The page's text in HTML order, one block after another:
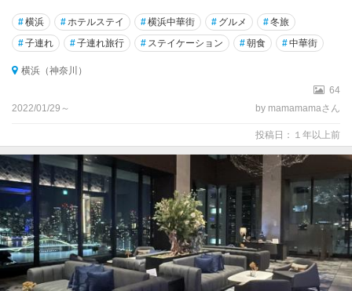
#横浜 # ホテルステイ #横浜中華街 # グルメ #冬旅
#子連れ #子連れ旅行 # ステイケーション #朝食 #中華街
横浜（神奈川）
64
2022/01/29～
by mamamamaさん
投稿日：１年以上前